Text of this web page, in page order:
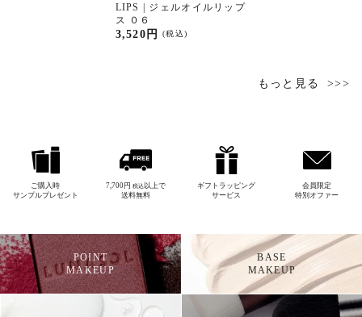
LIPS | ジェルオイルリップ
ス ０６
(税込)
3,520円
もっと見る
ご購入時
サンプルプレゼント
7,700円 税込 以上で
送料無料
ギフトラッピング
サービス
会員限定
特別オファー
POINT
MAKEUP
BASE
MAKEUP